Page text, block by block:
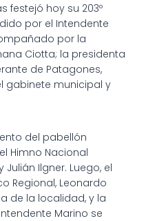
festejó hoy su 203º
por el Intendente
por la
Ciotta; la presidenta
de Patagones,
gabinete municipal y
del pabellón
Himno Nacional
Ilgner. Luego, el
Regional, Leonardo
de la localidad, y la
Marino se